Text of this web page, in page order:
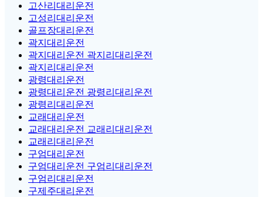
고산리대리운전
고성리대리운전
골프장대리운전
곽지대리운전
곽지대리운전 곽지리대리운전
곽지리대리운전
광령대리운전
광령대리운전 광령리대리운전
광령리대리운전
교래대리운전
교래대리운전 교래리대리운전
교래리대리운전
구엄대리운전
구엄대리운전 구엄리대리운전
구엄리대리운전
구제주대리운전